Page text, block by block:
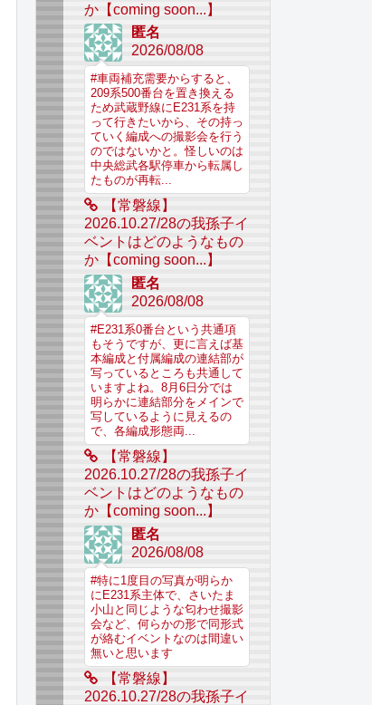
か【coming soon...】
匿名
2026/08/08
#車両補充需要からすると、
209系500番台を置き換える
ため武蔵野線にE231系を持
って行きたいから、その持っ
ていく編成への撮影会を行う
のではないかと。怪しいのは
中央総武各駅停車から転属し
たものが再転...
【常磐線】
2026.10.27/28の我孫子イ
ベントはどのようなもの
か【coming soon...】
匿名
2026/08/08
#E231系0番台という共通項
もそうですが、更に言えば基
本編成と付属編成の連結部が
写っているところも共通して
いますよね。8月6日分では
明らかに連結部分をメインで
写しているように見えるの
で、各編成形態両...
【常磐線】
2026.10.27/28の我孫子イ
ベントはどのようなもの
か【coming soon...】
匿名
2026/08/08
#特に1度目の写真が明らか
にE231系主体で、さいたま
小山と同じような匂わせ撮影
会など、何らかの形で同形式
が絡むイベントなのは間違い
無いと思います
【常磐線】
2026.10.27/28の我孫子イ